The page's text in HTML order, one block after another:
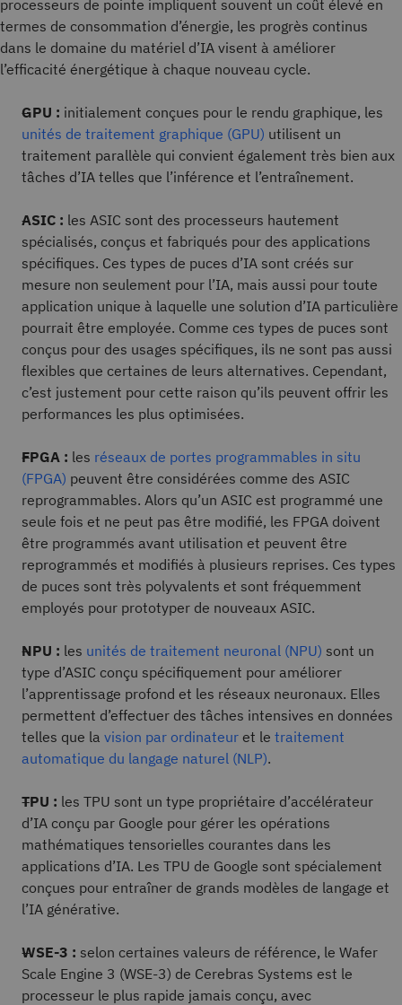
processeurs de pointe impliquent souvent un coût élevé en
termes de consommation d’énergie, les progrès continus
dans le domaine du matériel d’IA visent à améliorer
l’efficacité énergétique à chaque nouveau cycle.
GPU : initialement conçues pour le rendu graphique, les
unités de traitement graphique (GPU) utilisent un
traitement parallèle qui convient également très bien aux
tâches d’IA telles que l’inférence et l’entraînement.
ASIC : les ASIC sont des processeurs hautement
spécialisés, conçus et fabriqués pour des applications
spécifiques. Ces types de puces d’IA sont créés sur
mesure non seulement pour l’IA, mais aussi pour toute
application unique à laquelle une solution d’IA particulière
pourrait être employée. Comme ces types de puces sont
conçus pour des usages spécifiques, ils ne sont pas aussi
flexibles que certaines de leurs alternatives. Cependant,
c’est justement pour cette raison qu’ils peuvent offrir les
performances les plus optimisées.
FPGA : les réseaux de portes programmables in situ
(FPGA) peuvent être considérées comme des ASIC
reprogrammables. Alors qu’un ASIC est programmé une
seule fois et ne peut pas être modifié, les FPGA doivent
être programmés avant utilisation et peuvent être
reprogrammés et modifiés à plusieurs reprises. Ces types
de puces sont très polyvalents et sont fréquemment
employés pour prototyper de nouveaux ASIC.
NPU : les unités de traitement neuronal (NPU) sont un
type d’ASIC conçu spécifiquement pour améliorer
l’apprentissage profond et les réseaux neuronaux. Elles
permettent d’effectuer des tâches intensives en données
telles que la vision par ordinateur et le traitement
automatique du langage naturel (NLP).
TPU : les TPU sont un type propriétaire d’accélérateur
d’IA conçu par Google pour gérer les opérations
mathématiques tensorielles courantes dans les
applications d’IA. Les TPU de Google sont spécialement
conçues pour entraîner de grands modèles de langage et
l’IA générative.
WSE-3 : selon certaines valeurs de référence, le Wafer
Scale Engine 3 (WSE-3) de Cerebras Systems est le
processeur le plus rapide jamais conçu, avec